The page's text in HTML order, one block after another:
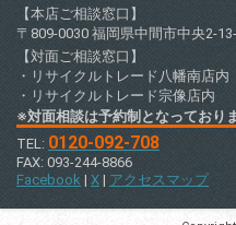
【本店ご相談窓口】
〒809-0030 福岡県中間市中央2-
【対面ご相談窓口】
・リサイクルトレード八幡南店内
・リサイクルトレード宗像店内
※対面相談は予約制となっておりま
TEL: 0120-092-708
FAX: 093-244-8866
Facebook | X | アクセスマップ